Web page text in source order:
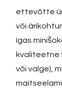
ettevõtte
või
Igas
kvaliteetne
või valge),